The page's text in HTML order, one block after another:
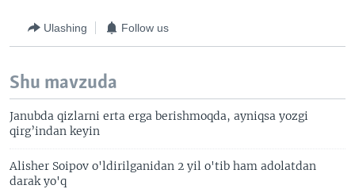
Ulashing Follow us
Shu mavzuda
Janubda qizlarni erta erga berishmoqda, ayniqsa yozgi
qirg’indan keyin
Alisher Soipov o'ldirilganidan 2 yil o'tib ham adolatdan
darak yo'q